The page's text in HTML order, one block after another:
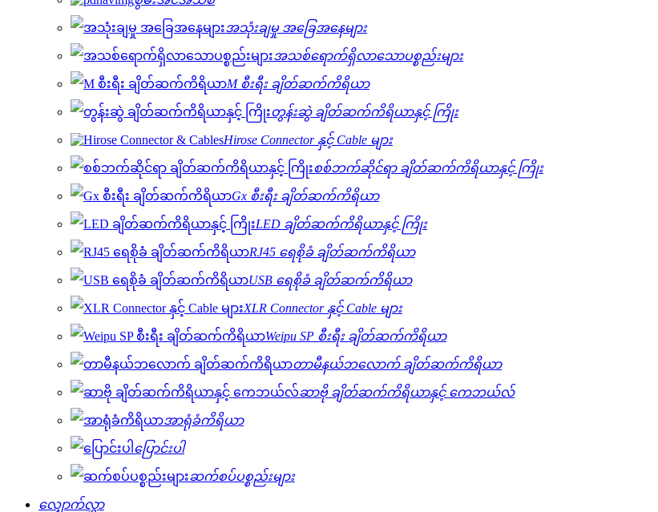
အသုံးချမှု အခြေအနေများ
အသစ်ရောက်ရှိလာသောပစ္စည်းများ
M စီးရီး ချိတ်ဆက်ကိရိယာ
တွန်းဆွဲ ချိတ်ဆက်ကိရိယာနှင့် ကြိုး
Hirose Connector နှင့် Cable များ
စစ်ဘက်ဆိုင်ရာ ချိတ်ဆက်ကိရိယာနှင့် ကြိုး
Gx စီးရီး ချိတ်ဆက်ကိရိယာ
LED ချိတ်ဆက်ကိရိယာနှင့် ကြိုး
RJ45 ရေစိုခံ ချိတ်ဆက်ကိရိယာ
USB ရေစိုခံ ချိတ်ဆက်ကိရိယာ
XLR Connector နှင့် Cable များ
Weipu SP စီးရီး ချိတ်ဆက်ကိရိယာ
တာမီနယ်ဘလောက် ချိတ်ဆက်ကိရိယာ
ဆာဗို ချိတ်ဆက်ကိရိယာနှင့် ကေဘယ်လ်
အာရုံခံကိရိယာ
ပြောင်းပါ
ဆက်စပ်ပစ္စည်းများ
လျှောက်လွှာ